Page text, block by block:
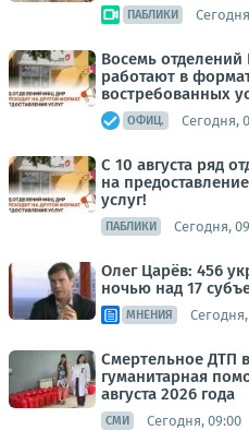
ПАБЛИКИ
Восемь
работают в
востребованных
ОФИЦ. Сегодня,
С 10 августа ряд
на
услуг!
ПАБЛИКИ Сегодня,
Олег Царёв: 456
ночью над 17
МНЕНИЯ
Смертельное ДТП
гуманитарная
августа 2026 года
СМИ Сегодня, 09:00